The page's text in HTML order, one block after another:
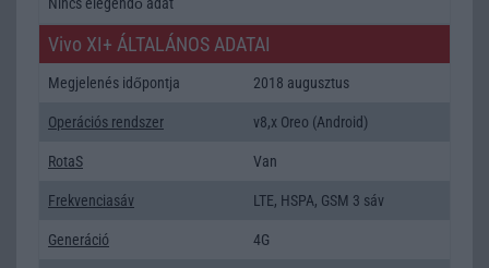
Vivo XI+ ÁLTALÁNOS ADATAI
Megjelenés időpontja 2018 augusztus
Operációs rendszer v8,x Oreo (Android)
RotaS Van
Frekvenciasáv LTE, HSPA, GSM 3 sáv
Generáció 4G